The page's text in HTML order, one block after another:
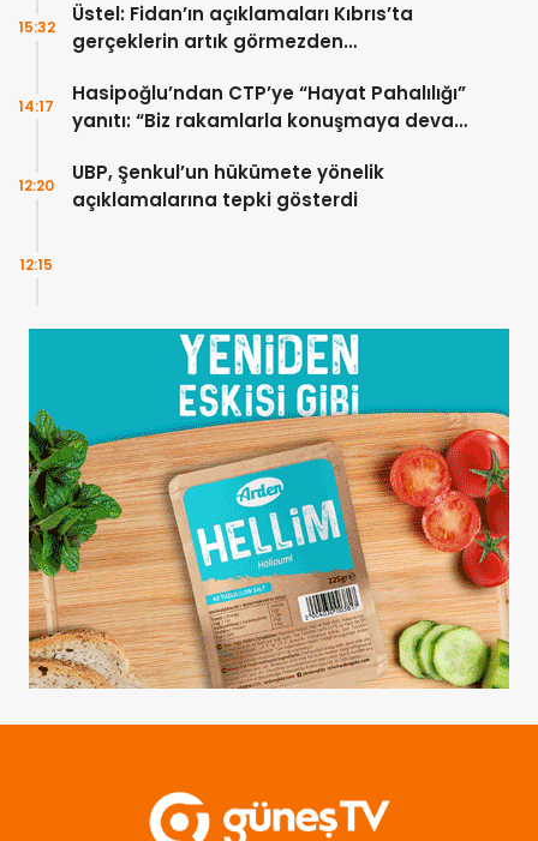
Üstel: Fidan’ın açıklamaları Kıbrıs’ta
gerçeklerin artık görmezden
15:32
Hasipoğlu’ndan CTP’ye “Hayat Pahalılığı”
yanıtı: “Biz rakamlarla konuşmaya devam
14:17
UBP, Şenkul’un hükümete yönelik
açıklamalarına tepki gösterdi
12:20
12:15